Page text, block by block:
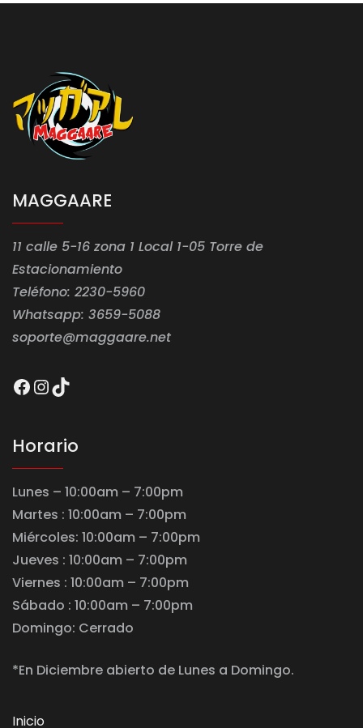
MAGGAARE
11 calle 5-16 zona 1 Local 1-05 Torre de
Estacionamiento
Teléfono: 2230-5960
Whatsapp: 3659-5088
soporte@maggaare.net
Facebook
Instagram
TikTok
Horario
Lunes – 10:00am – 7:00pm
Martes : 10:00am – 7:00pm
Miércoles: 10:00am – 7:00pm
Jueves : 10:00am – 7:00pm
Viernes : 10:00am – 7:00pm
Sábado : 10:00am – 7:00pm
Domingo: Cerrado
*En Diciembre abierto de Lunes a Domingo.
Inicio